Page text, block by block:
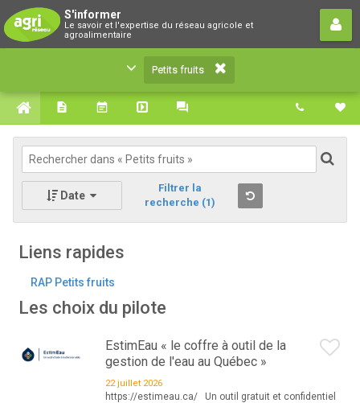
S'informer
Le savoir et l'expertise du réseau agricole et
agroalimentaire
Le savoir et l'expertise du réseau agricole et
agroalimentaire
Petits fruits
Date
Filtrer la
recherche (1)
Liens rapides
RAP Petits fruits
Les choix du pilote
EstimEau « le coffre à outil de la
gestion de l'eau au Québec »
22 juillet 2026
https://estimeau.ca/ Un outil gratuit et confidentiel